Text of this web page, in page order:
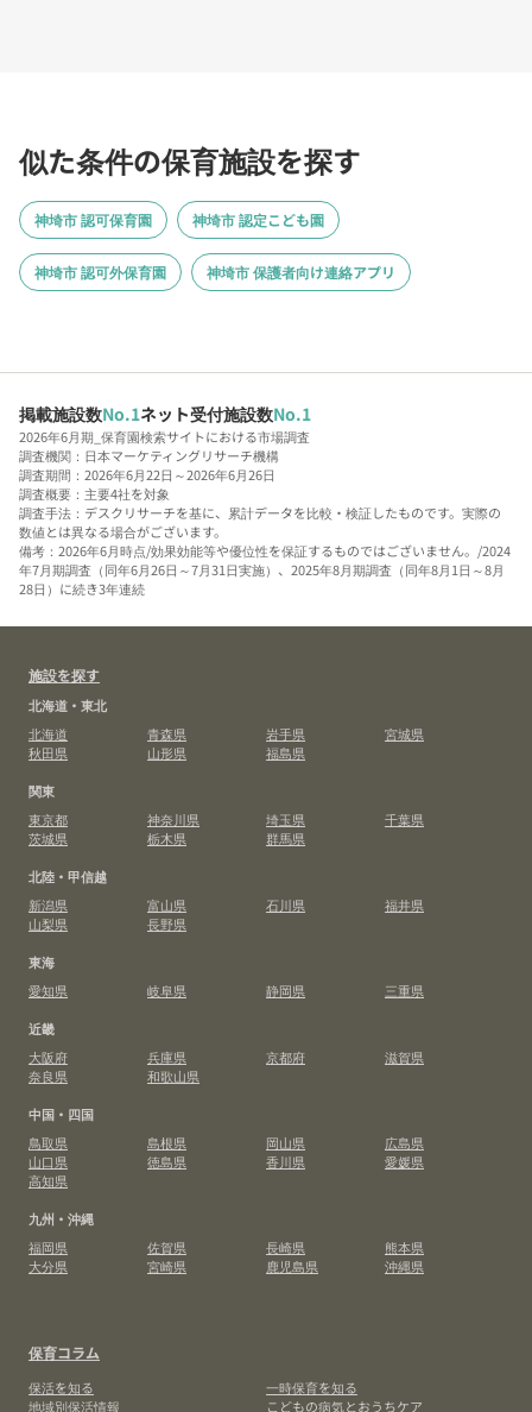
似た条件の保育施設を探す
神埼市 認可保育園 神埼市 認定こども園
神埼市 認可外保育園 神埼市 保護者向け連絡アプリ
掲載施設数No.1ネット受付施設数No.1
2026年6月期_保育園検索サイトにおける市場調査
調査機関：日本マーケティングリサーチ機構
調査期間：2026年6月22日～2026年6月26日
調査概要：主要4社を対象
調査手法：デスクリサーチを基に、累計データを比較・検証したものです。実際の
数値とは異なる場合がございます。
備考：2026年6月時点/効果効能等や優位性を保証するものではございません。/2024
年7月期調査（同年6月26日～7月31日実施）、2025年8月期調査（同年8月1日～8月
28日）に続き3年連続
施設を探す
北海道・東北
北海道
青森県 岩手県
宮城県
秋田県
山形県
福島県
関東
東京都
神奈川県 埼玉県
千葉県
茨城県
栃木県
群馬県
北陸・甲信越
新潟県
富山県 石川県
福井県
山梨県
長野県
東海
愛知県
岐阜県 静岡県
三重県
近畿
大阪府
兵庫県 京都府
滋賀県
奈良県
和歌山県
中国・四国
鳥取県
島根県 岡山県
広島県
山口県
徳島県 香川県
愛媛県
高知県
九州・沖縄
福岡県
佐賀県 長崎県
熊本県
大分県
宮崎県 鹿児島県 沖縄県
保育コラム
保活を知る
一時保育を知る
地域別保活情報
こどもの病気とおうちケア